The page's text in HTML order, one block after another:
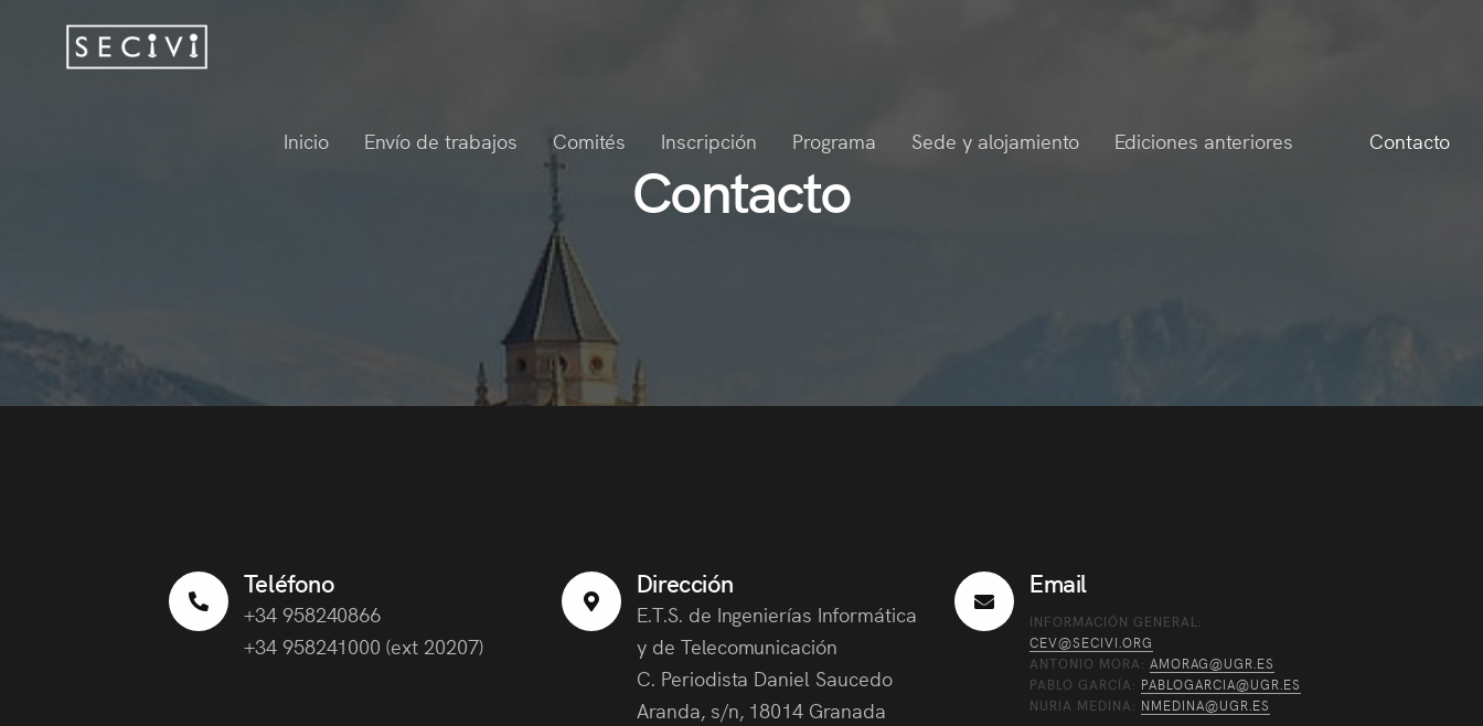
Inicio Envío de trabajos Comités Inscripción Programa Sede y alojamiento Ediciones anteriores Contacto
Contacto
Teléfono
+34 958240866
+34 958241000 (ext 20207)
Dirección
E.T.S. de Ingenierías Informática
y de Telecomunicación
C. Periodista Daniel Saucedo
Aranda, s/n, 18014 Granada
Email
INFORMACIÓN GENERAL:
CEV@SECIVI.ORG
ANTONIO MORA:AMORAG@UGR.ES
PABLO GARCÍA: PABLOGARCIA@UGR.ES
NURIA MEDINA: NMEDINA@UGR.ES